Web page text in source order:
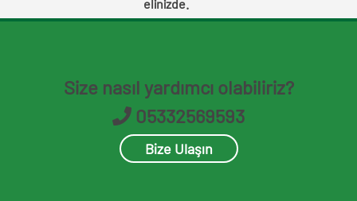
elinizde.
Size nasıl yardımcı olabiliriz?
05332569593
Bize Ulaşın